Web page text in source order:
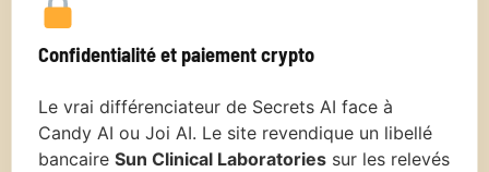
Confidentialité et paiement crypto
Le vrai différenciateur de Secrets AI face à
Candy AI ou Joi AI. Le site revendique un libellé
bancaire Sun Clinical Laboratories sur les relevés